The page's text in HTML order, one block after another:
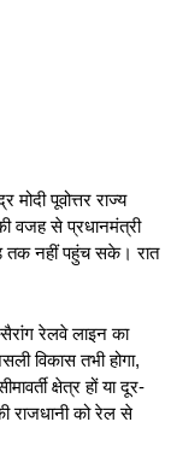
पूवोत्तर राज्य
वजह से प्रधानमंत्री
तक नहीं पहुंच सके। रात
रेलवे लाइन का
विकास तभी होगा,
क्षेत्र हों या दूर-
राजधानी को रेल से